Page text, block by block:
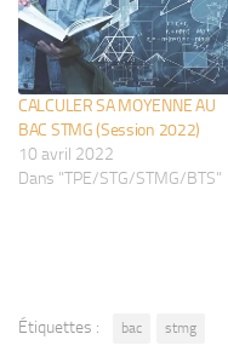
CALCULER SA MOYENNE AU
BAC STMG (Session 2022)
10 avril 2022
Dans "TPE/STG/STMG/BTS"
Étiquettes : bac stmg